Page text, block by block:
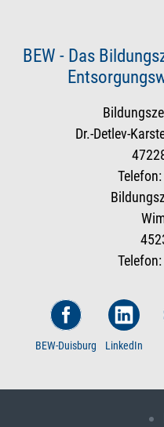
BEW - Das
Dr.-Detlev-
BEW-Duisburg LinkedIn